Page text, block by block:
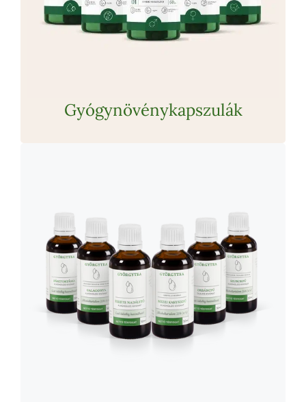
Gyógynövénykapszulák